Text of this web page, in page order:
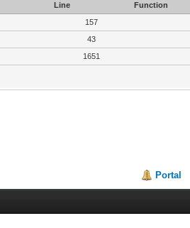
Line
Function
157
43
1651
Portal